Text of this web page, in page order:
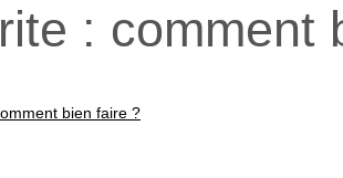
: comment
bien faire ?